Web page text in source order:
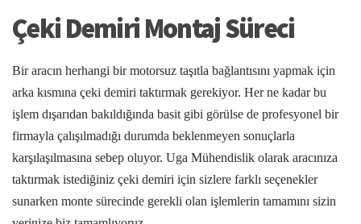
Çeki Demiri Montaj Süreci
Bir aracın herhangi bir motorsuz taşıtla bağlantısını yapmak için
arka kısmına çeki demiri taktırmak gerekiyor. Her ne kadar bu
işlem dışarıdan bakıldığında basit gibi görülse de profesyonel bir
firmayla çalışılmadığı durumda beklenmeyen sonuçlarla
karşılaşılmasına sebep oluyor. Uga Mühendislik olarak aracınıza
taktırmak istediğiniz çeki demiri için sizlere farklı seçenekler
sunarken monte sürecinde gerekli olan işlemlerin tamamını sizin